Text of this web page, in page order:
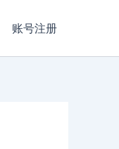
账号注册